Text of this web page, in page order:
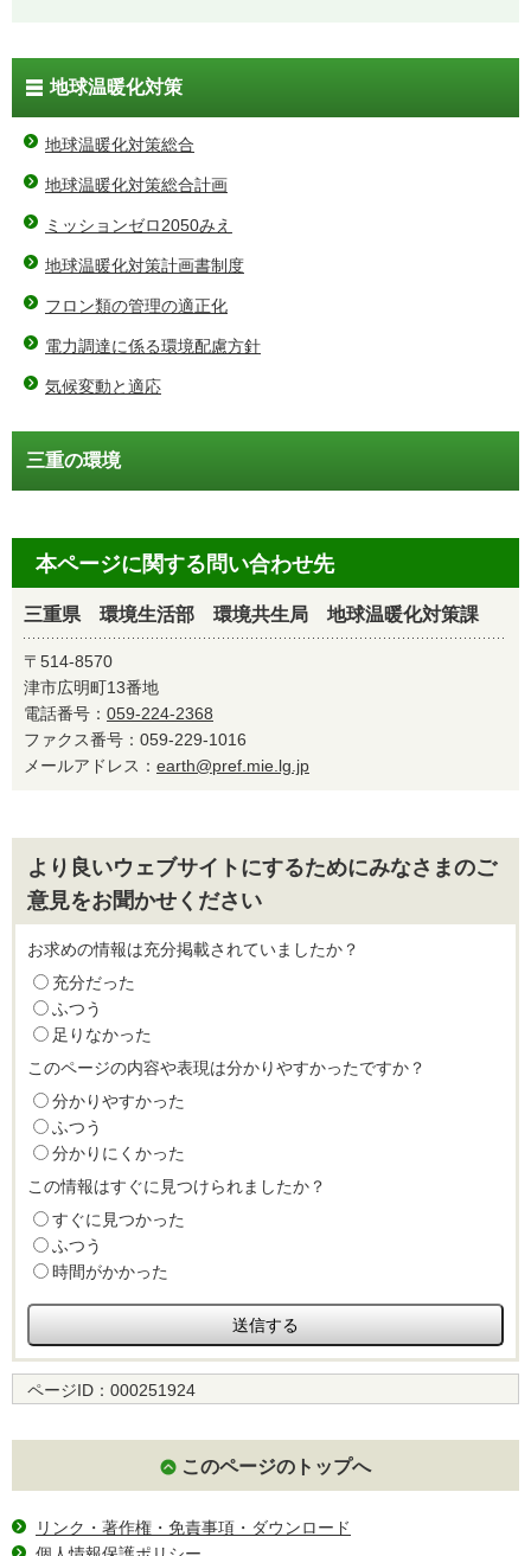
地球温暖化対策
地球温暖化対策総合
地球温暖化対策総合計画
ミッションゼロ2050みえ
地球温暖化対策計画書制度
フロン類の管理の適正化
電力調達に係る環境配慮方針
気候変動と適応
三重の環境
本ページに関する問い合わせ先
三重県 環境生活部 環境共生局 地球温暖化対策課
〒514-8570
津市広明町13番地
電話番号： 059-224-2368
ファクス番号：059-229-1016
メールアドレス： earth@pref.mie.lg.jp
より良いウェブサイトにするためにみなさまのご
意見をお聞かせください
お求めの情報は充分掲載されていましたか？
充分だった
ふつう
足りなかった
このページの内容や表現は分かりやすかったですか？
分かりやすかった
ふつう
分かりにくかった
この情報はすぐに見つけられましたか？
すぐに見つかった
ふつう
時間がかかった
ページID： 000251924
このページのトップへ
リンク・著作権・免責事項・ダウンロード